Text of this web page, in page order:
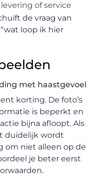
of service
de vraag van
loop ik hier
met haastgevoel
korting. De foto’s
is beperkt en
bijna afloopt. Als
duidelijk wordt
om niet alleen op de
je beter eerst